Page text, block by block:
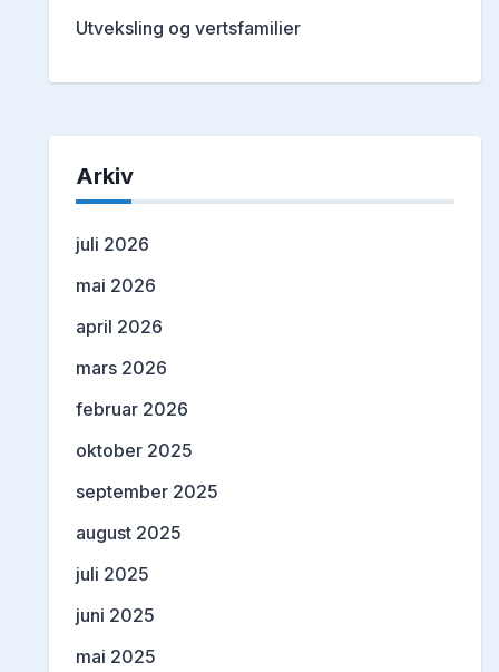
Utveksling og vertsfamilier
Arkiv
juli 2026
mai 2026
april 2026
mars 2026
februar 2026
oktober 2025
september 2025
august 2025
juli 2025
juni 2025
mai 2025